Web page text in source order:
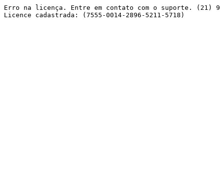
Erro na licença. Entre em contato com o suporte. (21)
Licence cadastrada: (7555-0014-2896-5211-5718)